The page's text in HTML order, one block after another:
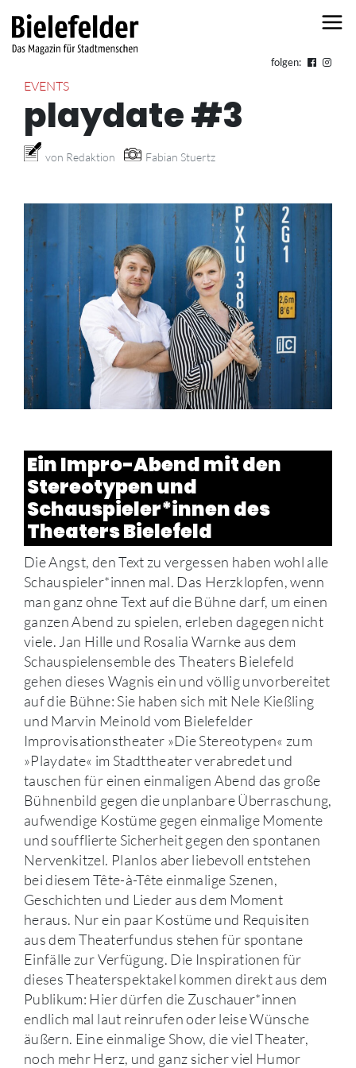
folgen:
EVENTS
playdate #3
von Redaktion Fabian Stuertz
Ein Impro-Abend mit den
Stereotypen und
Schauspieler*innen des
Theaters Bielefeld
Die Angst, den Text zu vergessen haben wohl alle
Schauspieler*innen mal. Das Herzklopfen, wenn
man ganz ohne Text auf die Bühne darf, um einen
ganzen Abend zu spielen, erleben dagegen nicht
viele. Jan Hille und Rosalia Warnke aus dem
Schauspielensemble des Theaters Bielefeld
gehen dieses Wagnis ein und völlig unvorbereitet
auf die Bühne: Sie haben sich mit Nele Kießling
und Marvin Meinold vom Bielefelder
Improvisationstheater »Die Stereotypen« zum
»Playdate« im Stadttheater verabredet und
tauschen für einen einmaligen Abend das große
Bühnenbild gegen die unplanbare Überraschung,
aufwendige Kostüme gegen einmalige Momente
und soufflierte Sicherheit gegen den spontanen
Nervenkitzel. Planlos aber liebevoll entstehen
bei diesem Tête-à-Tête einmalige Szenen,
Geschichten und Lieder aus dem Moment
heraus. Nur ein paar Kostüme und Requisiten
aus dem Theaterfundus stehen für spontane
Einfälle zur Verfügung. Die Inspirationen für
dieses Theaterspektakel kommen direkt aus dem
Publikum: Hier dürfen die Zuschauer*innen
endlich mal laut reinrufen oder leise Wünsche
äußern. Eine einmalige Show, die viel Theater,
noch mehr Herz, und ganz sicher viel Humor